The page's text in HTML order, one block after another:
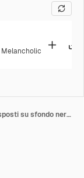
Melancholic
Primo piano di biglietti da visita bianchi disposti su sfondo nero, spazio per il testo, movimento rallentato